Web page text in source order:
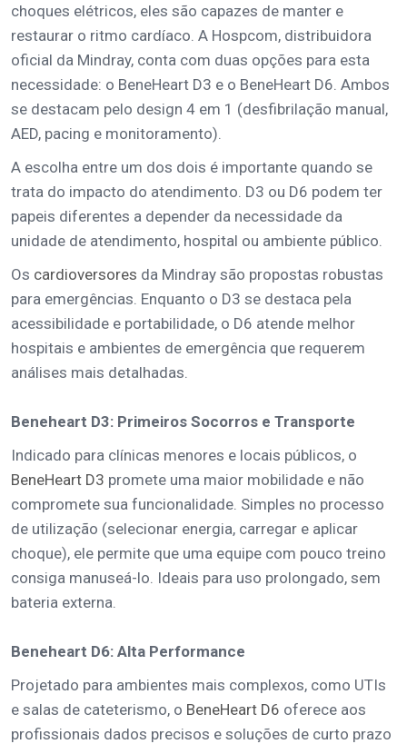
choques elétricos, eles são capazes de manter e
restaurar o ritmo cardíaco. A Hospcom, distribuidora
oficial da Mindray, conta com duas opções para esta
necessidade: o BeneHeart D3 e o BeneHeart D6. Ambos
se destacam pelo design 4 em 1 (desfibrilação manual,
AED, pacing e monitoramento).
A escolha entre um dos dois é importante quando se
trata do impacto do atendimento. D3 ou D6 podem ter
papeis diferentes a depender da necessidade da
unidade de atendimento, hospital ou ambiente público.
Os cardioversores da Mindray são propostas robustas
para emergências. Enquanto o D3 se destaca pela
acessibilidade e portabilidade, o D6 atende melhor
hospitais e ambientes de emergência que requerem
análises mais detalhadas.
Beneheart D3: Primeiros Socorros e Transporte
Indicado para clínicas menores e locais públicos, o
BeneHeart D3 promete uma maior mobilidade e não
compromete sua funcionalidade. Simples no processo
de utilização (selecionar energia, carregar e aplicar
choque), ele permite que uma equipe com pouco treino
consiga manuseá-lo. Ideais para uso prolongado, sem
bateria externa.
Beneheart D6: Alta Performance
Projetado para ambientes mais complexos, como UTIs
e salas de cateterismo, o BeneHeart D6 oferece aos
profissionais dados precisos e soluções de curto prazo